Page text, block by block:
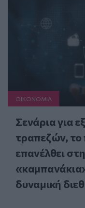
ΟΙΚΟΝΟΜΙΑ
Σενάρια για
τραπεζών, το
επανέλθει
δυναμική